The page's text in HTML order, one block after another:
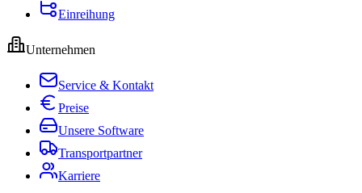
Einreihung
Unternehmen
Service & Kontakt
Preise
Unsere Software
Transportpartner
Karriere